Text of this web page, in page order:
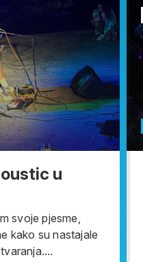
u
svoje pjesme,
kako su nastajale